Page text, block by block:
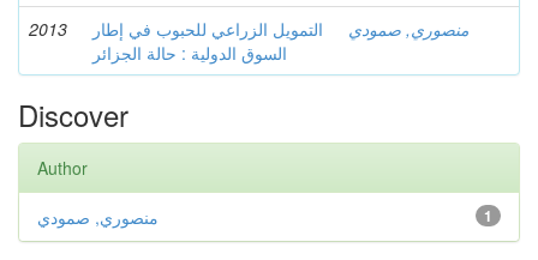
2013
التمويل الزراعي للحبوب في إطار
السوق الدولية : حالة الجزائر
منصوري, صمودي
Discover
Author
1 منصوري, صمودي